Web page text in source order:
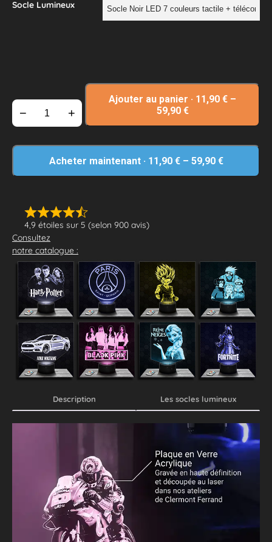
4,9 étoiles sur 5 (selon 900 avis)
Consultez
notre catalogue :
Socle Lumineux
− +
Ajouter au panier · 11,90 € –
59,90 €
Acheter maintenant · 11,90 €– 59,90 €
Description Les socles lumineux